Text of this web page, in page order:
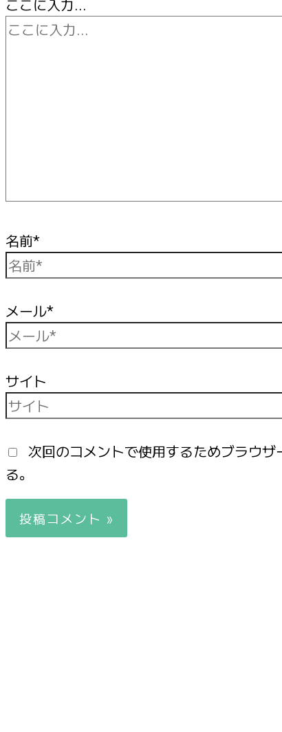
ここに入力…
名前*
メール*
サイト
次回のコメントで使用するためブラウ
る。